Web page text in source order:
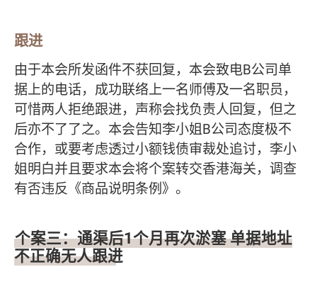
跟进
由于本会所发函件不获回复，本会致电B公司单
据上的电话，成功联络上一名师傅及一名职员，
可惜两人拒绝跟进，声称会找负责人回复，但之
后亦不了了之。本会告知李小姐B公司态度极不
合作，或要考虑透过小额钱债审裁处追讨，李小
姐明白并且要求本会将个案转交香港海关，调查
有否违反《商品说明条例》。
个案三：通渠后1个月再次淤塞 单据地址
不正确无人跟进